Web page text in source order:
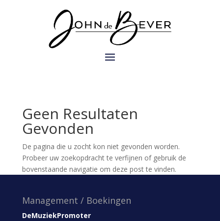
Geen Resultaten
Gevonden
De pagina die u zocht kon niet gevonden worden.
Probeer uw zoekopdracht te verfijnen of gebruik de
bovenstaande navigatie om deze post te vinden.
Management / Boekingen
DeMuziekPromoter